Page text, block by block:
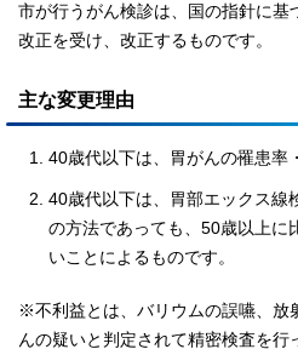
市が行うがん検診は、国の指針に基
改正を受け、改正するものです。
主な変更理由
40歳代以下は、胃がんの罹患率
40歳代以下は、胃部エックス線
の方法であっても、50歳以上に
いことによるものです。
※不利益とは、バリウムの誤嚥、放
んの疑いと判定されて精密検査を行